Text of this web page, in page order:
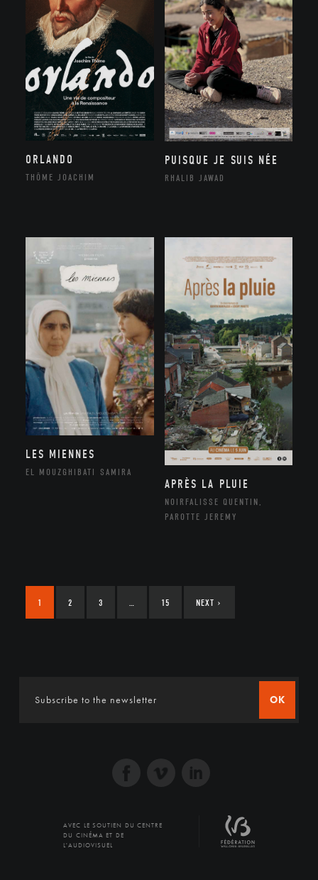
ORLANDO
THÔME JOACHIM
PUISQUE JE SUIS NÉE
RHALIB JAWAD
LES MIENNES
EL MOUZGHIBATI SAMIRA
APRÈS LA PLUIE
NOIRFALISSE QUENTIN,
PAROTTE JEREMY
1 2 3 15 NEXT ›
OK
AVEC LE SOUTIEN DU CENTRE
DU CINÉMA ET DE
L'AUDIOVISUEL